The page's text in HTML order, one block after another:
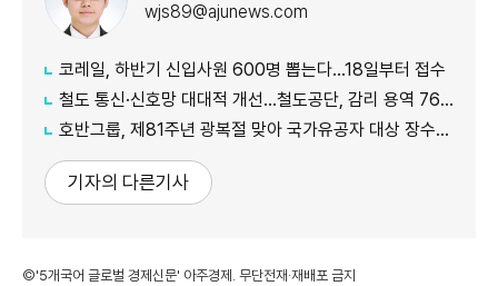
wjs89@ajunews.com
코레일, 하반기 신입사원 600명 뽑는다…18일부터 접수
철도 통신·신호망 대대적 개선…철도공단, 감리 용역 761억원 발주
호반그룹, 제81주년 광복절 맞아 국가유공자 대상 장수사진 촬영 봉사
기자의 다른기사
©'5개국어 글로벌 경제신문' 아주경제. 무단전재·재배포 금지